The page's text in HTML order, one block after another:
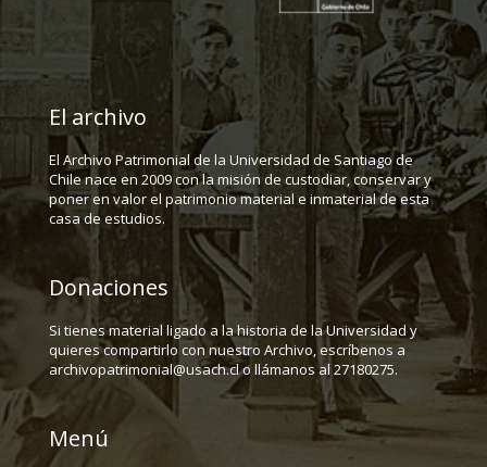
El archivo
El Archivo Patrimonial de la Universidad de Santiago de
Chile nace en 2009 con la misión de custodiar, conservar y
poner en valor el patrimonio material e inmaterial de esta
casa de estudios.
Donaciones
Si tienes material ligado a la historia de la Universidad y
quieres compartirlo con nuestro Archivo, escríbenos a
archivopatrimonial@usach.cl o llámanos al 27180275.
Menú